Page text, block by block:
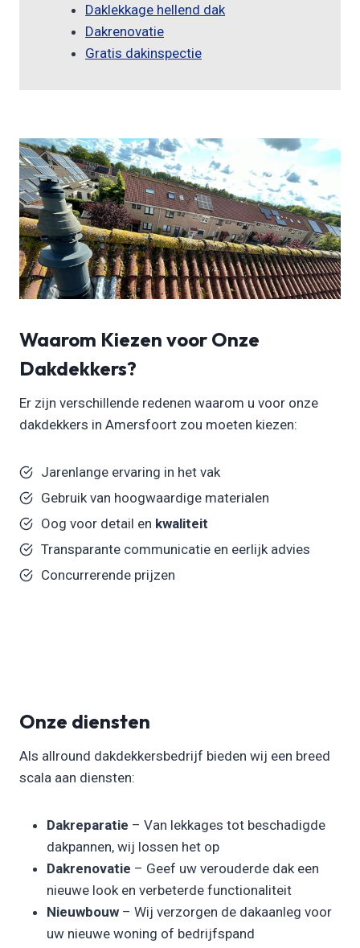
Daklekkage hellend dak
Dakrenovatie
Gratis dakinspectie
Waarom Kiezen voor Onze
Dakdekkers?
Er zijn verschillende redenen waarom u voor onze
dakdekkers in Amersfoort zou moeten kiezen:
Jarenlange ervaring in het vak
Gebruik van hoogwaardige materialen
Oog voor detail en kwaliteit
Transparante communicatie en eerlijk advies
Concurrerende prijzen
Onze diensten
Als allround dakdekkersbedrijf bieden wij een breed
scala aan diensten:
Dakreparatie – Van lekkages tot beschadigde
dakpannen, wij lossen het op
Dakrenovatie – Geef uw verouderde dak een
nieuwe look en verbeterde functionaliteit
Nieuwbouw – Wij verzorgen de dakaanleg voor
uw nieuwe woning of bedrijfspand